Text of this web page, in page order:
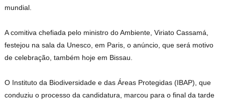
mundial.
A comitiva chefiada pelo ministro do Ambiente, Viriato Cassamá,
festejou na sala da Unesco, em Paris, o anúncio, que será motivo
de celebração, também hoje em Bissau.
O Instituto da Biodiversidade e das Áreas Protegidas (IBAP), que
conduziu o processo da candidatura, marcou para o final da tarde